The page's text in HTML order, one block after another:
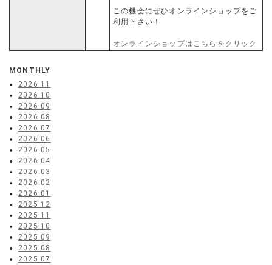
この機会にぜひオンラインショップをご
利用下さい！
オンラインショップはこちらをクリック
MONTHLY
2026.11
2026.10
2026.09
2026.08
2026.07
2026.06
2026.05
2026.04
2026.03
2026.02
2026.01
2025.12
2025.11
2025.10
2025.09
2025.08
2025.07